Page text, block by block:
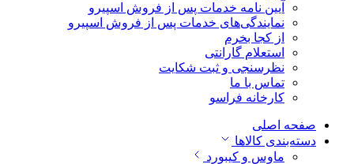
آیین نامه خدمات پس از فروش اسپیرو
نمایندگی‌های خدمات پس از فروش اسپیرو
از کجا بخرم
استعلام گارانتی
نظرسنجی و ثبت شکایت
تماس با ما
کارخانه فراسو
صفحه اصلی
دسته‌بندی کالاها
ماوس و کیبورد